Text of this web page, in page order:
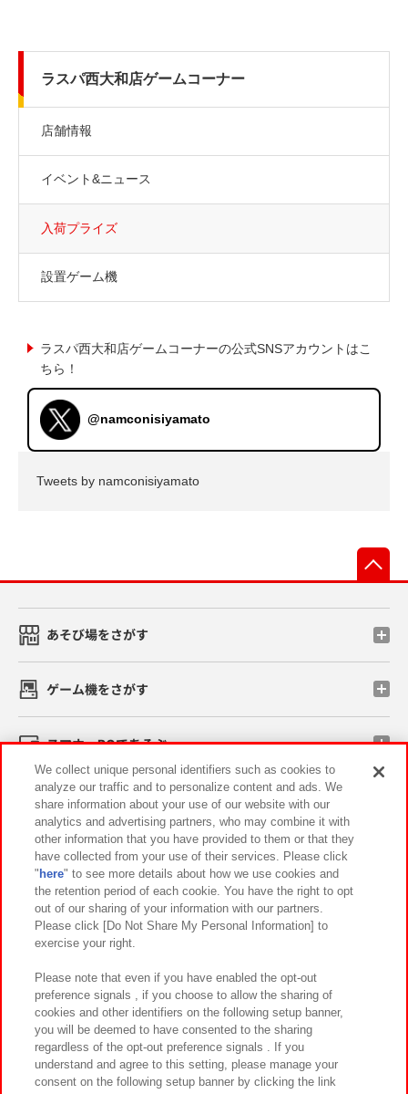
ラスパ西大和店ゲームコーナー
店舗情報
イベント&ニュース
入荷プライズ
設置ゲーム機
ラスパ西大和店ゲームコーナーの公式SNSアカウントはこ
ちら！
@namconisiyamato
Tweets by namconisiyamato
あそび場をさがす
ゲーム機をさがす
スマホ・PCであそぶ
イベント・キャンペーン
関連会社 サステナビリティ サイトポリシー
プライバシーポリシー ウェブアクセシビリティ方針と検証結果
お取引先さまとともに
カスタマーハラスメント対応方針 よくあるご質問・お問い合わせ
We collect unique personal identifiers such as cookies to
analyze our traffic and to personalize content and ads. We
share information about your use of our website with our
analytics and advertising partners, who may combine it with
other information that you have provided to them or that they
have collected from your use of their services. Please click
" here" to see more details about how we use cookies and
the retention period of each cookie. You have the right to opt
out of our sharing of your information with our partners.
Please click [Do Not Share My Personal Information] to
exercise your right.
Please note that even if you have enabled the opt-out
preference signals , if you choose to allow the sharing of
cookies and other identifiers on the following setup banner,
you will be deemed to have consented to the sharing
regardless of the opt-out preference signals . If you
understand and agree to this setting, please manage your
consent on the following setup banner by clicking the link